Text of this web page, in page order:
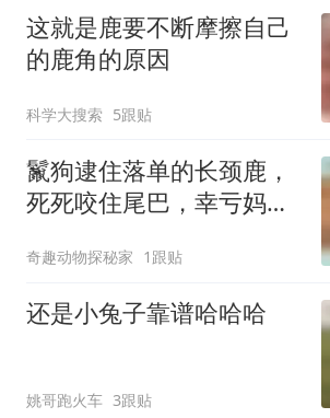
这就是鹿要不断摩擦自己
的鹿角的原因
科学大搜索 5跟贴
鬣狗逮住落单的长颈鹿，
死死咬住尾巴，幸亏妈妈
奇趣动物探秘家 1跟贴
还是小兔子靠谱哈哈哈
姚哥跑火车 3跟贴